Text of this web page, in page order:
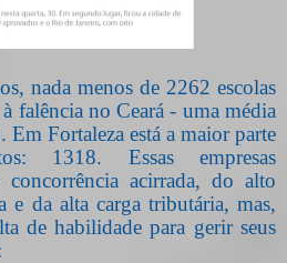
nada menos de 2262 escolas
falência no Ceará - uma média
Fortaleza está a maior parte
1318. Essas empresas
acirrada, do alto
e da alta carga tributária, mas,
de habilidade para gerir seus